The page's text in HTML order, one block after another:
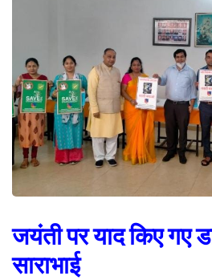
जयंती पर याद किए गए
साराभाई